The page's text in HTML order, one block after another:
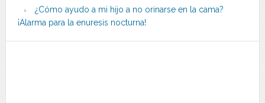
¿Cómo ayudo a mi hijo a no orinarse en la cama?
¡Alarma para la enuresis nocturna!